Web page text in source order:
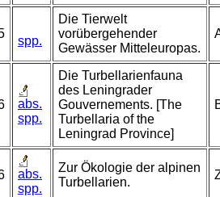
spp.
Die Tierwelt
vorübergehender
Gewässer Mitteleuropas.
abs.
spp.
Die Turbellarienfauna
des Leningrader
Gouvernements. [The
Turbellaria of the
Leningrad Province]
abs.
spp.
Zur Ökologie der alpinen
Turbellarien.